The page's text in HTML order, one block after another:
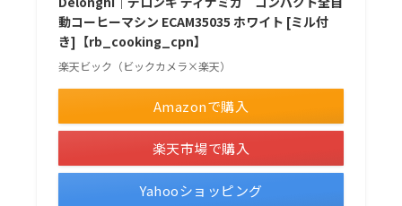
動コーヒーマシン ECAM35035 ホワイト [ミル付
き]【rb_cooking_cpn】
楽天ビック（ビックカメラ×楽天）
Amazonで購入
楽天市場で購入
Yahooショッピング